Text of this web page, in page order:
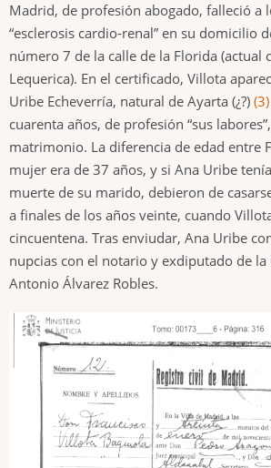
Madrid, de profesión abogado, falleció a
“esclerosis cardio-renal” en su domicilio
número 7 de la calle de la Florida (actual
Lequerica). En el certificado, Villota
Uribe Echeverría, natural de Ayarta (¿?) (3)
cuarenta años, de profesión “sus
matrimonio. La diferencia de edad entre
mujer era de 37 años, y si Ana Uribe
muerte de su marido, debieron de
a finales de los años veinte, cuando
cincuentena. Tras enviudar, Ana Uribe
nupcias con el notario y exdiputado de la
Antonio Álvarez Robles.